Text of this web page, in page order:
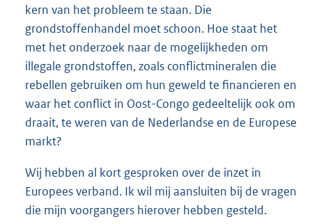
kern van het probleem te staan. Die
grondstoffenhandel moet schoon. Hoe staat het
met het onderzoek naar de mogelijkheden om
illegale grondstoffen, zoals conflictmineralen die
rebellen gebruiken om hun geweld te financieren en
waar het conflict in Oost-Congo gedeeltelijk ook om
draait, te weren van de Nederlandse en de Europese
markt?
Wij hebben al kort gesproken over de inzet in
Europees verband. Ik wil mij aansluiten bij de vragen
die mijn voorgangers hierover hebben gesteld.